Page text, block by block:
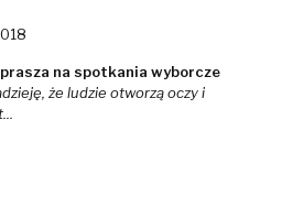
na spotkania wyborcze
że ludzie otworzą oczy i